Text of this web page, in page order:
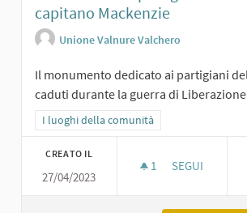
capitano Mackenzie
Unione Valnure Valchero
Il monumento dedicato ai partigiani
caduti durante la guerra di
Filtra i risultati per categoria: I luoghi della
I luoghi della comunità
CREATO IL
27/04/2023
1 1 SOSTENITORI
SEGUI